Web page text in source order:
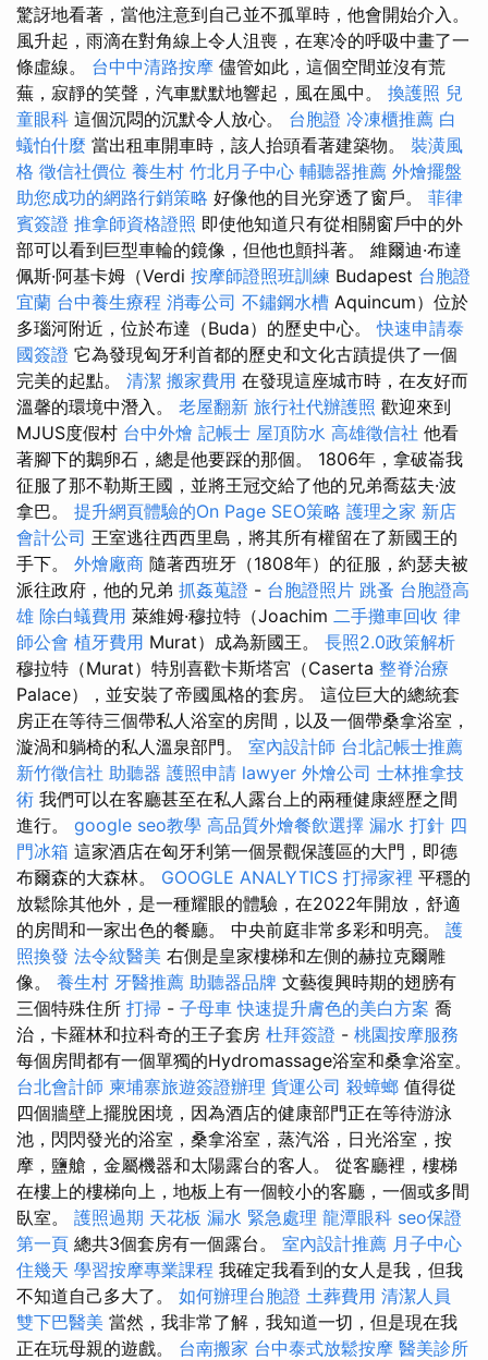
驚訝地看著，當他注意到自己並不孤單時，他會開始介入。
風升起，雨滴在對角線上令人沮喪，在寒冷的呼吸中畫了一
條虛線。 台中中清路按摩 儘管如此，這個空間並沒有荒
蕪，寂靜的笑聲，汽車默默地響起，風在風中。 換護照 兒
童眼科 這個沉悶的沉默令人放心。 台胞證 冷凍櫃推薦 白
蟻怕什麼 當出租車開車時，該人抬頭看著建築物。 裝潢風
格 徵信社價位 養生村 竹北月子中心 輔聽器推薦 外燴擺盤
助您成功的網路行銷策略 好像他的目光穿透了窗戶。 菲律
賓簽證 推拿師資格證照 即使他知道只有從相關窗戶中的外
部可以看到巨型車輪的鏡像，但他也顫抖著。 維爾迪·布達
佩斯·阿基卡姆（Verdi 按摩師證照班訓練 Budapest 台胞證
宜蘭 台中養生療程 消毒公司 不鏽鋼水槽 Aquincum）位於
多瑙河附近，位於布達（Buda）的歷史中心。快速申請泰
國簽證 它為發現匈牙利首都的歷史和文化古蹟提供了一個
完美的起點。 清潔 搬家費用 在發現這座城市時，在友好而
溫馨的環境中潛入。 老屋翻新 旅行社代辦護照 歡迎來到
MJUS度假村 台中外燴 記帳士 屋頂防水 高雄徵信社 他看
著腳下的鵝卵石，總是他要踩的那個。 1806年，拿破崙我
征服了那不勒斯王國，並將王冠交給了他的兄弟喬茲夫·波
拿巴。 提升網頁體驗的On Page SEO策略 護理之家 新店
會計公司 王室逃往西西里島，將其所有權留在了新國王的
手下。 外燴廠商 隨著西班牙（1808年）的征服，約瑟夫被
派往政府，他的兄弟 抓姦蒐證 - 台胞證照片 跳蚤 台胞證高
雄 除白蟻費用 萊維姆·穆拉特（Joachim 二手攤車回收 律
師公會 植牙費用 Murat）成為新國王。 長照2.0政策解析
穆拉特（Murat）特別喜歡卡斯塔宮（Caserta 整脊治療
Palace），並安裝了帝國風格的套房。 這位巨大的總統套
房正在等待三個帶私人浴室的房間，以及一個帶桑拿浴室，
漩渦和躺椅的私人溫泉部門。 室內設計師 台北記帳士推薦
新竹徵信社 助聽器 護照申請 lawyer 外燴公司 士林推拿技
術 我們可以在客廳甚至在私人露台上的兩種健康經歷之間
進行。 google seo教學 高品質外燴餐飲選擇 漏水 打針 四
門冰箱 這家酒店在匈牙利第一個景觀保護區的大門，即德
布爾森的大森林。 GOOGLE ANALYTICS 打掃家裡 平穩的
放鬆除其他外，是一種耀眼的體驗，在2022年開放，舒適
的房間和一家出色的餐廳。 中央前庭非常多彩和明亮。 護
照換發 法令紋醫美 右側是皇家樓梯和左側的赫拉克爾雕
像。 養生村 牙醫推薦 助聽器品牌 文藝復興時期的翅膀有
三個特殊住所 打掃 - 子母車 快速提升膚色的美白方案 喬
治，卡羅林和拉科奇的王子套房 杜拜簽證 - 桃園按摩服務
每個房間都有一個單獨的Hydromassage浴室和桑拿浴室。
台北會計師 柬埔寨旅遊簽證辦理 貨運公司 殺蟑螂 值得從
四個牆壁上擺脫困境，因為酒店的健康部門正在等待游泳
池，閃閃發光的浴室，桑拿浴室，蒸汽浴，日光浴室，按
摩，鹽艙，金屬機器和太陽露台的客人。 從客廳裡，樓梯
在樓上的樓梯向上，地板上有一個較小的客廳，一個或多間
臥室。 護照過期 天花板 漏水 緊急處理 龍潭眼科 seo保證
第一頁 總共3個套房有一個露台。 室內設計推薦 月子中心
住幾天 學習按摩專業課程 我確定我看到的女人是我，但我
不知道自己多大了。 如何辦理台胞證 土葬費用 清潔人員
雙下巴醫美 當然，我非常了解，我知道一切，但是現在我
正在玩母親的遊戲。 台南搬家 台中泰式放鬆按摩 醫美診所